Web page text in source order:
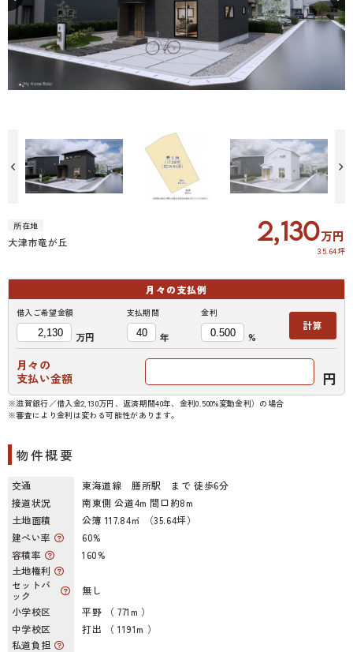
所在地
大津市竜が丘 2,130万円
35.64坪
月々の支払例
借入ご希望金額
万円
支払期間
年
金利
%
計算
月々の
支払い金額
円
※滋賀銀行／借入金2,130万円、返済期間40年、金利0.500%変動金利）の場合
※審査により金利は変わる可能性があります。
物件概要
交通
東海道線 膳所駅 まで 徒歩6分
接道状況
南東側 公道4m 間口約8m
土地面積
公簿 117.84㎡ （35.64坪）
建ぺい率
60%
容積率
160%
土地権利
セットバ
ック
無し
小学校区
平野 （ 771m ）
中学校区
打出 （ 1191m ）
私道負担